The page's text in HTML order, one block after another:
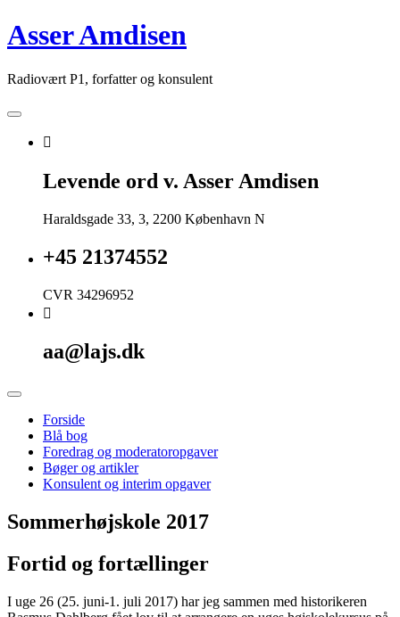
Skip
to
Asser Amdisen
Radiovært P1, forfatter og konsulent
Levende ord v. Asser Amdisen
Haraldsgade 33, 3, 2200 København N
+45 21374552
CVR 34296952
aa@lajs.dk
Forside
Blå bog
Foredrag og moderatoropgaver
Bøger og artikler
Konsulent og interim opgaver
Sommerhøjskole 2017
Fortid og fortællinger
I uge 26 (25. juni-1. juli 2017) har jeg sammen med historikeren